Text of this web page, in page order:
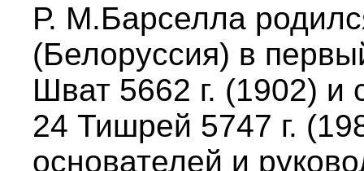
Р. М.Барселла
(Белоруссия) в
Шват 5662 г. (1902) и
24 Тишрей 5747 г.
основателей и